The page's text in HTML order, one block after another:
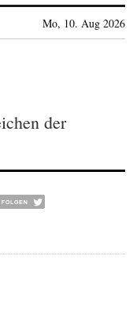
Mo, 10. Aug 2026
der